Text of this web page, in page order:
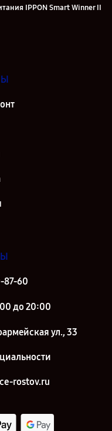
IPPON Smart Winner II
IPPON Smart Winner II
IPPON Smart Winner II
87-60
до 20:00
ул., 33
rostov.ru